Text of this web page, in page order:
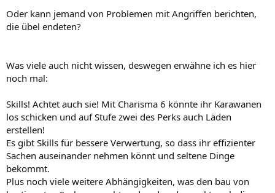
Oder kann jemand von Problemen mit Angriffen berichten,
die übel endeten?
Was viele auch nicht wissen, deswegen erwähne ich es hier
noch mal:
Skills! Achtet auch sie! Mit Charisma 6 könnte ihr Karawanen
los schicken und auf Stufe zwei des Perks auch Läden
erstellen!
Es gibt Skills für bessere Verwertung, so dass ihr effizienter
Sachen auseinander nehmen könnt und seltene Dinge
bekommt.
Plus noch viele weitere Abhängigkeiten, was den bau von